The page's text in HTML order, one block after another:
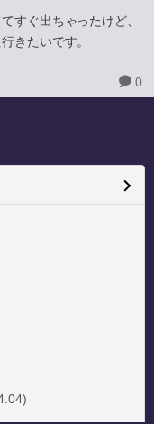
すぐ出ちゃったけど、
きたいです。
0